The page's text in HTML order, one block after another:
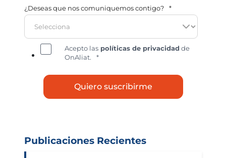
¿Deseas que nos comuniquemos contigo? *
Acepto las políticas de privacidad de
OnAliat.
*
Publicaciones Recientes